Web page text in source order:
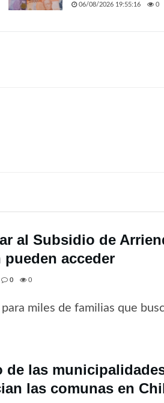
06/08/2026 19:55:16 0
al Subsidio de
acceder
0 0
miles de familias que
de las
las comunas en